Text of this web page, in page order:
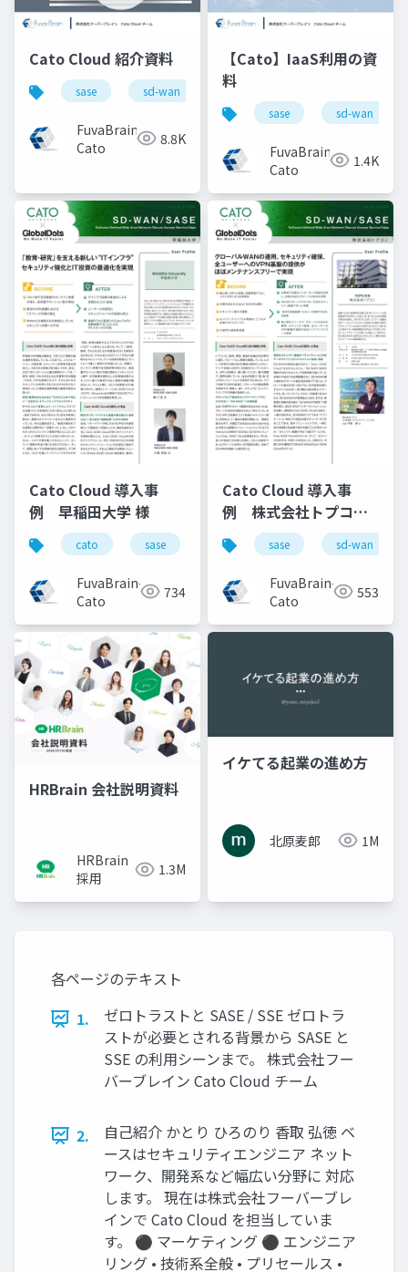
Cato Cloud 紹介資料
sase sd-wan ネットワーク
FuvaBrain-
Cato
8.8K
【Cato】IaaS利用の資
料
sase sd-wan
FuvaBrain-
Cato
1.4K
Cato Cloud 導入事
例 早稲田大学 様
cato sase sd-wan セキュリティ
FuvaBrain-
Cato
734
Cato Cloud 導入事
例 株式会社トプコン
様
sase sd-wan
FuvaBrain-
Cato
553
HRBrain 会社説明資料
HRBrain
採用
1.3M
イケてる起業の進め方
北原麦郎 1M
各ページのテキスト
1.
ゼロトラストと SASE / SSE ゼロトラ
ストが必要とされる背景から SASE と
SSE の利用シーンまで。 株式会社フー
バーブレイン Cato Cloud チーム
2.
自己紹介 かとり ひろのり 香取 弘徳 ベ
ースはセキュリティエンジニア ネット
ワーク、開発系など幅広い分野に 対応
します。 現在は株式会社フーバーブレ
インで Cato Cloud を担当していま
す。 ⚫ マーケティング ⚫ エンジニア
リング • 技術系全般 • プリセールス •